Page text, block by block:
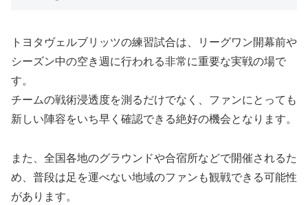
トヨタヴェルブリッツの練習試合は、リーグワン開幕前や
シーズン中の空き週に行われる非常に重要な実戦の場で
す。
チームの戦術浸透度を測るだけでなく、ファンにとっても
新しい陣容をいち早く確認できる絶好の機会となります。
また、全国各地のグラウンドや合宿所などで開催されるた
め、普段は足を運べない地域のファンも観戦できる可能性
があります。